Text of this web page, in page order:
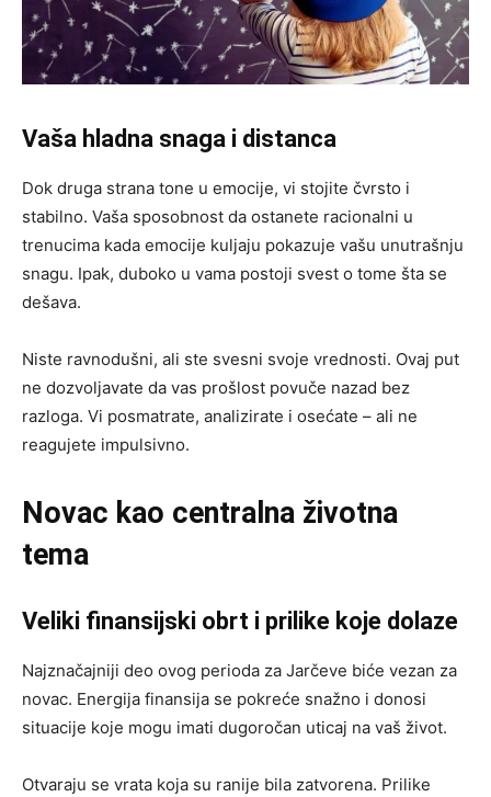
Vaša hladna snaga i distanca
Dok druga strana tone u emocije, vi stojite čvrsto i
stabilno. Vaša sposobnost da ostanete racionalni u
trenucima kada emocije kuljaju pokazuje vašu unutrašnju
snagu. Ipak, duboko u vama postoji svest o tome šta se
dešava.
Niste ravnodušni, ali ste svesni svoje vrednosti. Ovaj put
ne dozvoljavate da vas prošlost povuče nazad bez
razloga. Vi posmatrate, analizirate i osećate – ali ne
reagujete impulsivno.
Novac kao centralna životna
tema
Veliki finansijski obrt i prilike koje dolaze
Najznačajniji deo ovog perioda za Jarčeve biće vezan za
novac. Energija finansija se pokreće snažno i donosi
situacije koje mogu imati dugoročan uticaj na vaš život.
Otvaraju se vrata koja su ranije bila zatvorena. Prilike